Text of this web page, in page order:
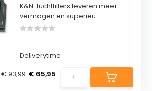
K&N-luchtfilters leveren meer
vermogen en superieu...
Deliverytime
€ 93,99 € 65,95